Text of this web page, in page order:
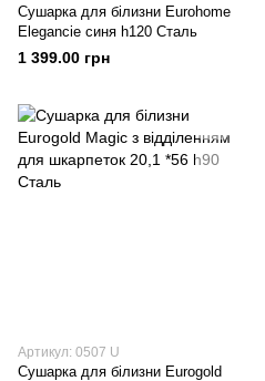
Сушарка для білизни Eurohome
Elegancie синя h120 Сталь
1 399.00 грн
Артикул: 0507 U
Сушарка для білизни Eurogold